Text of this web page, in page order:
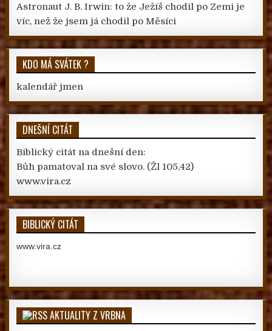
Astronaut J. B. Irwin: to že Ježíš chodil po Zemi je
víc, než že jsem já chodil po Měsíci
KDO MÁ SVÁTEK ?
kalendář jmen
DNEŠNÍ CITÁT
Biblický citát na dnešní den:
Bůh pamatoval na své slovo. (Žl 105,42)
www.vira.cz
BIBLICKÝ CITÁT
www.vira.cz
AKTUALITY Z VRBNA